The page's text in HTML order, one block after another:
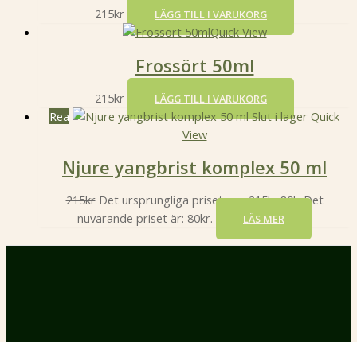
215kr LÄGG TILL I VARUKORG
Quick View
Frossört 50ml
215kr LÄGG TILL I VARUKORG
Rea Slut i lager Quick
View
Njure yangbrist komplex 50 ml
215kr Det ursprungliga priset var: 215kr.80krDet
nuvarande priset är: 80kr.
LÄS MER